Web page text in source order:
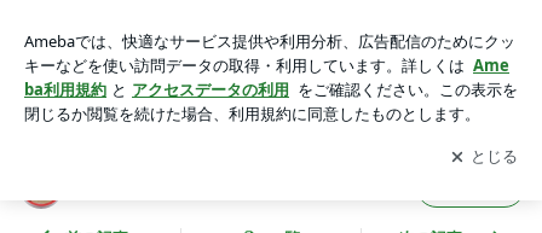
だ！そしたら救急隊員さんから... | 豚そば成 店主の毎日
アプリをダウンロードして ブログの更新通知
を受け取りまし
ょう。
開く